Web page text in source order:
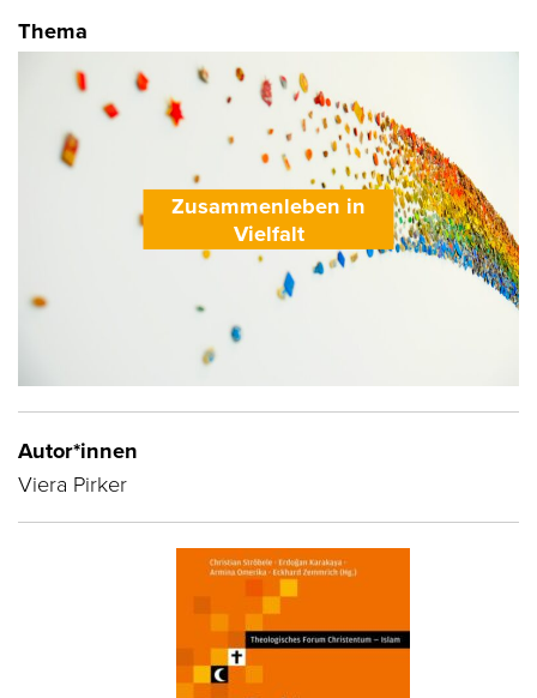
Thema
Zusammenleben in
Vielfalt
Autor*innen
Viera Pirker